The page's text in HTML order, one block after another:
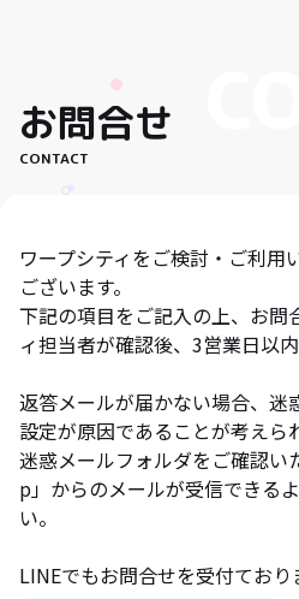
お問合せ
CONTACT
ワープシティをご検討・ご利用
ございます。
下記の項目をご記入の上、お問
ィ担当者が確認後、3営業日以
返答メールが届かない場合、迷
設定が原因であることが考えら
迷惑メールフォルダをご確認
p」からのメールが受信できる
い。
LINEでもお問合せを受付ており